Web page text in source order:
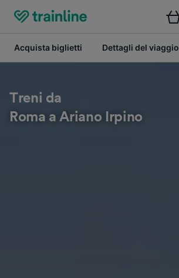
Acquista biglietti Dettagli del viaggio
Treni da
Roma a Ariano Irpino